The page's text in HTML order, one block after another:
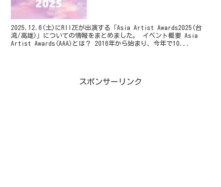
2025.12.6(土)にRIIZEが出演する「Asia Artist Awards2025(台
湾/高雄)」についての情報をまとめました。 イベント概要 Asia
Artist Awards(AAA)とは？ 2016年から始まり、今年で10...
スポンサーリンク